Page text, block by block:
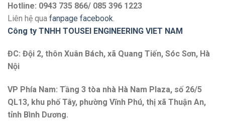
Hotline: 0943 735 866/ 085 396 1223
Liên hệ qua fanpage facebook
Công ty TNHH TOUSEI ENGINEERING VIET NAM
ĐC: Đội 2, thôn Xuân Bách, xã Quang Tiến, Sóc Sơn, Hà
Nội
VP Phía Nam: Tầng 3 tòa nhà Hà Nam Plaza, số 26/5
QL13, khu phố Tây, phường Vĩnh Phú, thị xã Thuận An,
tỉnh Bình Dương.